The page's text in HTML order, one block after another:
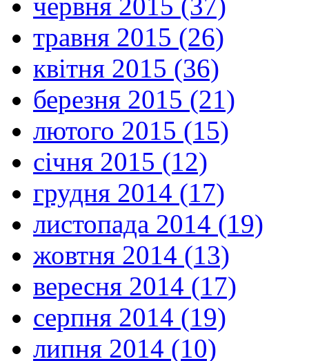
травня 2015 (26)
квітня 2015 (36)
березня 2015 (21)
лютого 2015 (15)
січня 2015 (12)
грудня 2014 (17)
листопада 2014 (19)
жовтня 2014 (13)
вересня 2014 (17)
серпня 2014 (19)
липня 2014 (10)